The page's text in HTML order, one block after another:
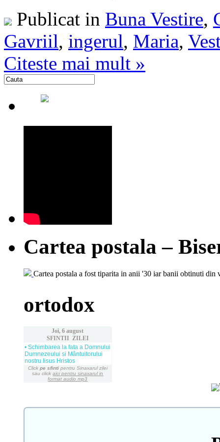
Publicat in Buna Vestire,
Gavriil, ingerul, Maria,
Citeste mai mult »
Cartea postala –
Cartea postala a fost tiparita in anii '30 iar banii obtinuti
ortodox
Joi, 6 august
SFINTII ZILEI
• Schimbarea la fata a Domnului
Dumnezeului si Mântuitorului
nostru Iisus Hristos
Click pe sfinti pentru Sinaxarul zilei
sau clickaici pentru sinaxarul in
format audio mp3